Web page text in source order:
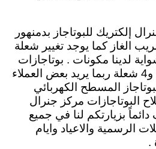
إلكتريك للبوتاجاز بدمنهور
الغاز كما يوجد تغيير شعلة
لدينا مكونات . بوتاجازات
جنرال إلكتريك 5 شعلة و4 شعلة ربما يريد بعض العملاء
المسطح الكهربائي
البوتاجازات مركز جنرال
بزيارتكم لنا في جميع
الرسمية والاعياد وايام
.